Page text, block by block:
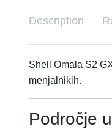
Description
Shell Omala S2
menjalnikih.
Področje